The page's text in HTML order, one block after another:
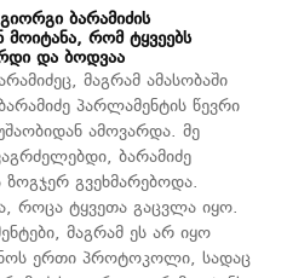
ბარამიძის
მოიტანა, რომ ტყვეებს
და ბოდვაა
მაგრამ ამასობაში
პარლამენტის წევრი
ამოვარდა. მე
ბარამიძე
გვეხმარებოდა.
როცა ტყვეთა გაცვლა იყო.
მაგრამ ეს არ იყო
ერთი პროტოკოლი, სადაც